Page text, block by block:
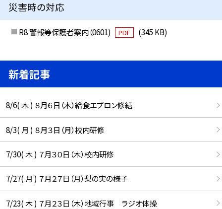
災害時の対応
R8 警報等保護者案内（0601) PDF (345 KB)
新着記事
8/6( 木 ) ８月６日（木）給食エプロン修繕
8/3( 月 ) ８月３日（月）校内研修
7/30( 木 ) ７月３０日（木）校内研修
7/27( 月 ) ７月２７日（月）梨の実の様子
7/23( 木 ) ７月２３日（木）地域行事 ラジオ体操